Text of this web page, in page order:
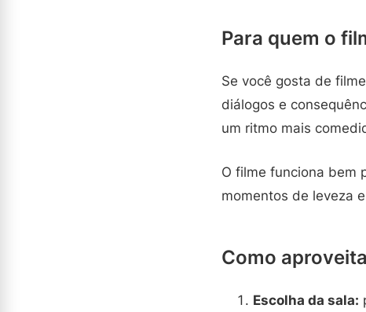
Para quem o
Se você gosta de
diálogos e
um ritmo mais
O filme funciona bem
momentos de leveza
Como
Escolha da sala: